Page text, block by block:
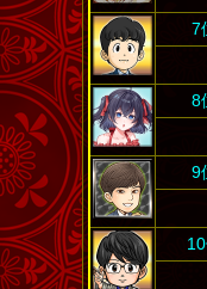
7
8
9